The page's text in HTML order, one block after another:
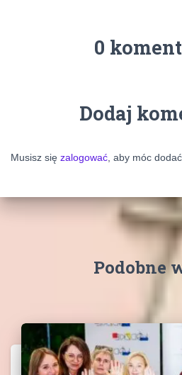
0
Dodaj
Musisz się zalogować , aby móc
Podobne